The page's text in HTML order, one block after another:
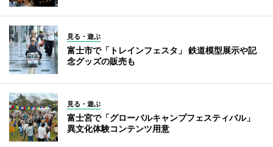
見る・遊ぶ
富士市で「トレインフェスタ」 鉄道模型展示や記
念グッズの販売も
見る・遊ぶ
富士宮で「グローバルキャンプフェスティバル」
異文化体験コンテンツ用意